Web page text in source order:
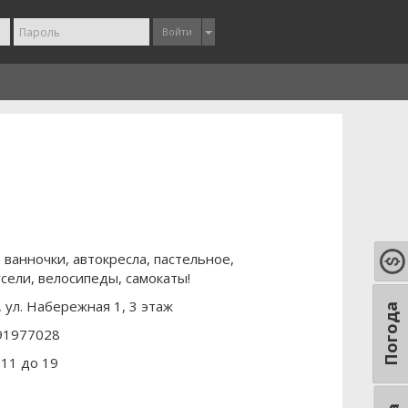
Войти
ванночки, автокресла, пастельное,
велосипеды, самокаты!
ул. Набережная 1, 3 этаж
до 19
Погода